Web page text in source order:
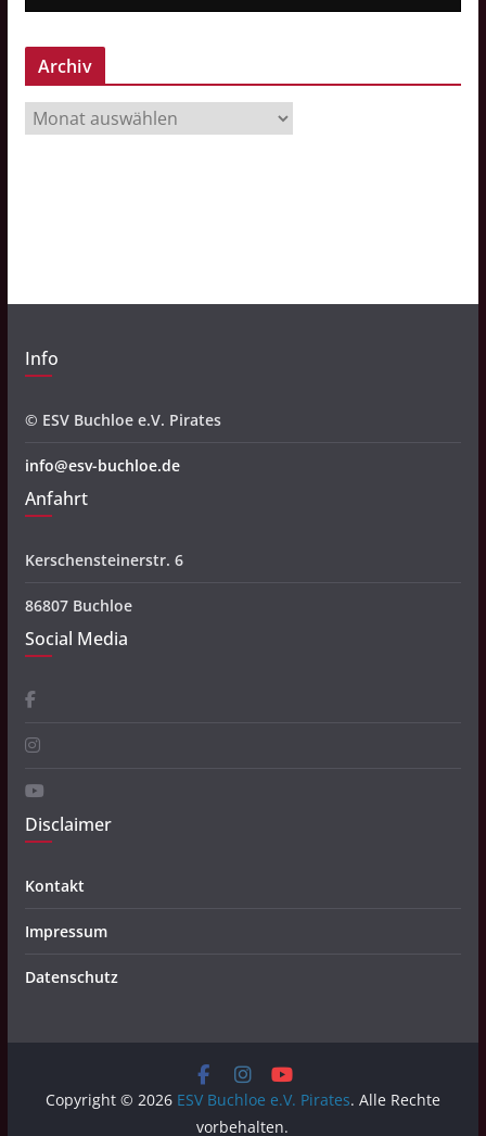
Archiv
r
Info
© ESV Buchloe e.V. Pirates
info@esv-buchloe.de
Anfahrt
Kerschensteinerstr. 6
86807 Buchloe
Social Media
Disclaimer
Kontakt
Impressum
Datenschutz
Copyright © 2026 ESV Buchloe e.V. Pirates. Alle Rechte
vorbehalten.